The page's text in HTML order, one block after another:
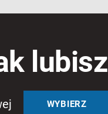
lubisz
WYBIERZ